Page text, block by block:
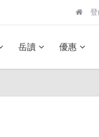
岳讀 優惠